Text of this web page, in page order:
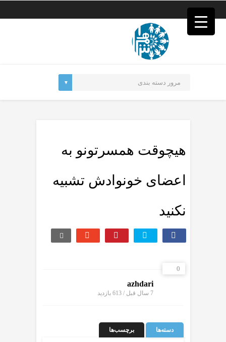
هیچوقت همسرتونو به
اعضای خونوادش تشبیه
نکنید
0
azhdari
7 سال قبل / 613 بازدید
دسته‌ها برچسب‌ها